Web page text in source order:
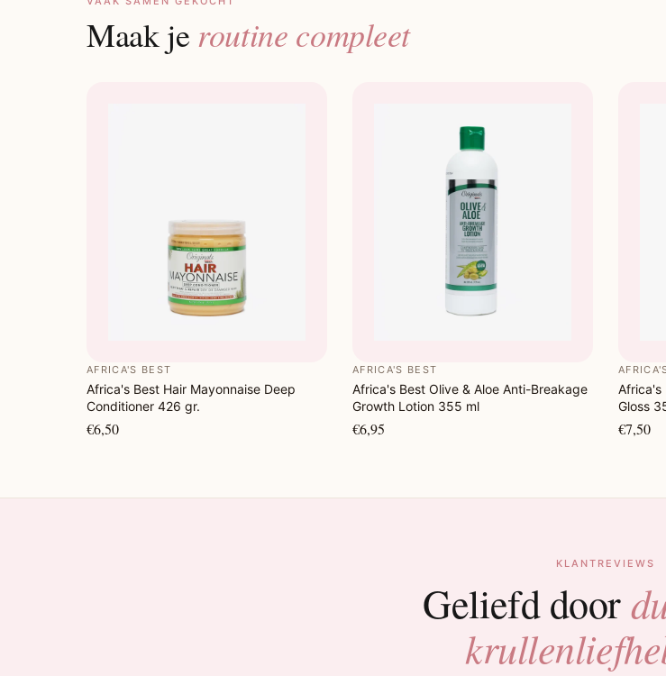
Maak je routine compleet
AFRICA'S BEST
Africa's Best Hair Mayonnaise Deep
Conditioner 426 gr.
€6,50
AFRICA'S BEST
Africa's Best Olive & Aloe Anti-Breakage
Growth Lotion 355 ml
€6,95
Africa's
Gloss
€7,50
KLANTREVIEWS
Geliefd door